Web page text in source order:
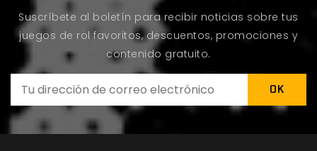
Suscríbete al boletín para recibir noticias sobre tus
juegos de rol favoritos, descuentos, promociones y
contenido gratuito.